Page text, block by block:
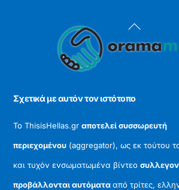
Back
To
Σχετικά με αυτόν τον ιστότοπο
Το ThisisHellas.grαποτελεί συσσωρευτή
περιεχομένου (aggregator), ως εκ τούτου
και τυχόν ενσωματωμένα βίντεο
προβάλλονται αυτόματααπό τρίτες,